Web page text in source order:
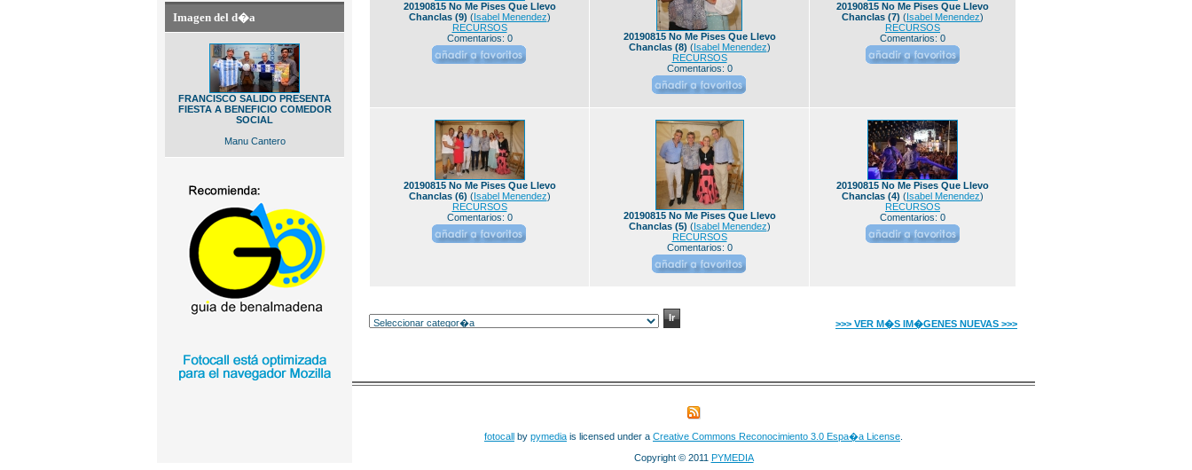
Imagen del d�a
FRANCISCO SALIDO PRESENTA
FIESTA A BENEFICIO COMEDOR
SOCIAL
Manu Cantero
20190815 No Me Pises Que Llevo
Chanclas (9) (Isabel Menendez)
RECURSOS
Comentarios: 0
20190815 No Me Pises Que Llevo
Chanclas (8) (Isabel Menendez)
RECURSOS
Comentarios: 0
20190815 No Me Pises Que Llevo
Chanclas (7) (Isabel Menendez)
RECURSOS
Comentarios: 0
20190815 No Me Pises Que Llevo
Chanclas (6) (Isabel Menendez)
RECURSOS
Comentarios: 0
20190815 No Me Pises Que Llevo
Chanclas (5) (Isabel Menendez)
RECURSOS
Comentarios: 0
20190815 No Me Pises Que Llevo
Chanclas (4) (Isabel Menendez)
RECURSOS
Comentarios: 0
>>> VER M�S IM�GENES NUEVAS >>>
fotocall by pymedia is licensed under a Creative Commons Reconocimiento 3.0 Espa�a License
Copyright © 2011 PYMEDIA